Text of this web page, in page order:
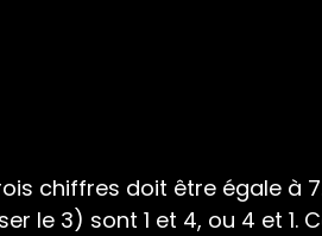
chiffres doit être égale à
le 3) sont 1 et 4, ou 4 et 1.